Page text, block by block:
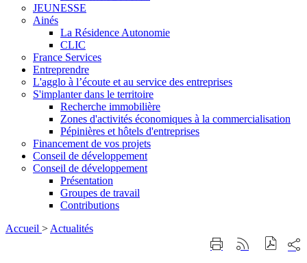
JEUNESSE
Ainés
La Résidence Autonomie
CLIC
France Services
Entreprendre
L'agglo à l’écoute et au service des entreprises
S'implanter dans le territoire
Recherche immobilière
Zones d'activités économiques à la commercialisation
Pépinières et hôtels d'entreprises
Financement de vos projets
Conseil de développement
Conseil de développement
Présentation
Groupes de travail
Contributions
Accueil > Actualités
ImprimerGénérer
sur